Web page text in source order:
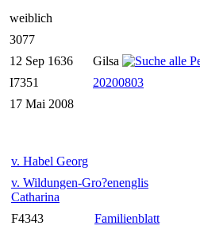
weiblich
3077
12 Sep 1636
Gilsa
I7351
20200803
17 Mai 2008
v. Habel Georg
v. Wildungen-Gro?enenglis
Catharina
F4343 Familienblatt